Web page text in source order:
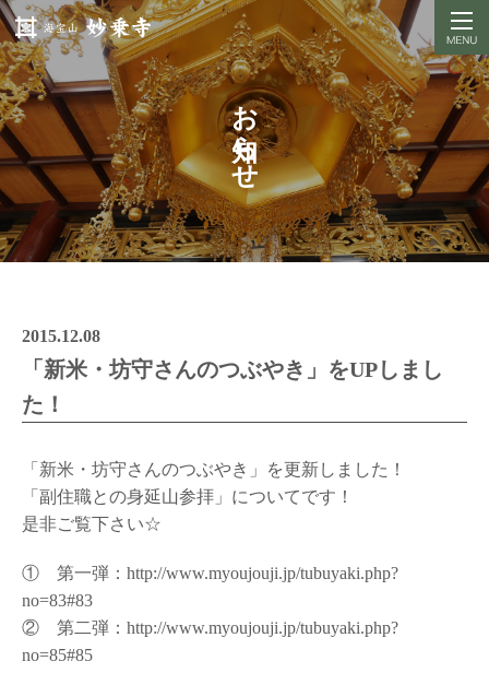
お知らせ
2015.12.08
「新米・坊守さんのつぶやき」をUPしまし
た！
「新米・坊守さんのつぶやき」を更新しました！
「副住職との身延山参拝」についてです！
是非ご覧下さい☆
① 第一弾： http://www.myoujouji.jp/tubuyaki.php?
no=83#83
② 第二弾： http://www.myoujouji.jp/tubuyaki.php?
no=85#85